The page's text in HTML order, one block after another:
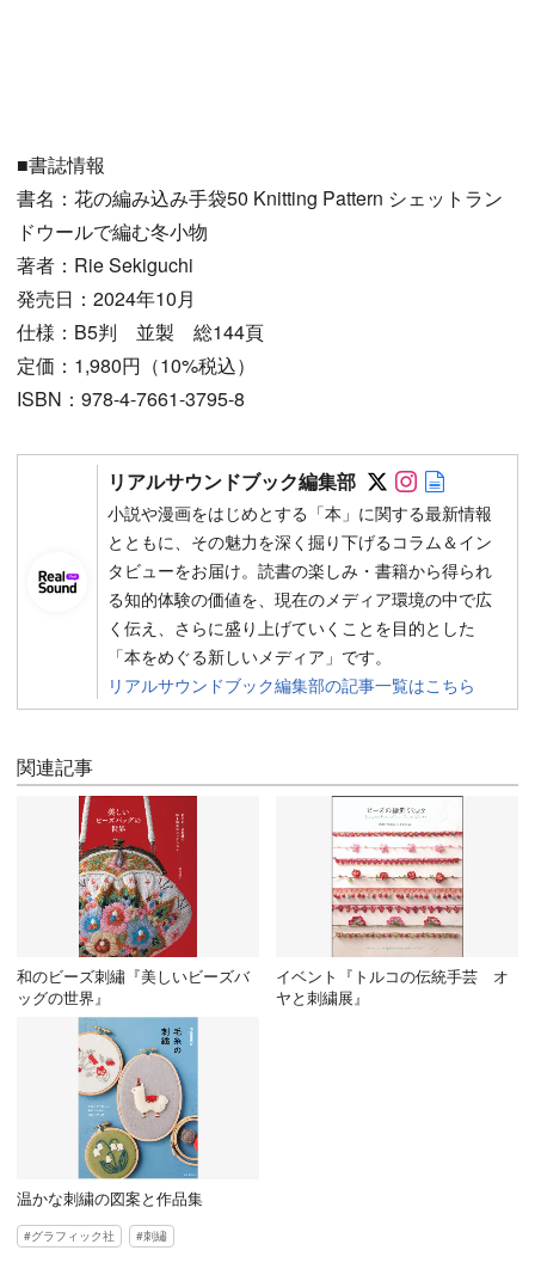
■書誌情報
書名：花の編み込み手袋50 Knitting Pattern シェットラン
ドウールで編む冬小物
著者：Rie Sekiguchi
発売日：2024年10月
仕様：B5判 並製 総144頁
定価：1,980円（10%税込）
ISBN：978-4-7661-3795-8
リアルサウンドブック編集部 Follow on
Follow on
小説や漫画をはじめとする「本」に関する最新情報
とともに、その魅力を深く掘り下げるコラム＆イン
タビューをお届け。読書の楽しみ・書籍から得られ
る知的体験の価値を、現在のメディア環境の中で広
く伝え、さらに盛り上げていくことを目的とした
「本をめぐる新しいメディア」です。
リアルサウンドブック編集部の記事一覧はこちら
関連記事
和のビーズ刺繡『美しいビーズバ
ッグの世界』
イベント『トルコの伝統手芸 オ
ヤと刺繍展』
温かな刺繍の図案と作品集
グラフィック社 刺繡